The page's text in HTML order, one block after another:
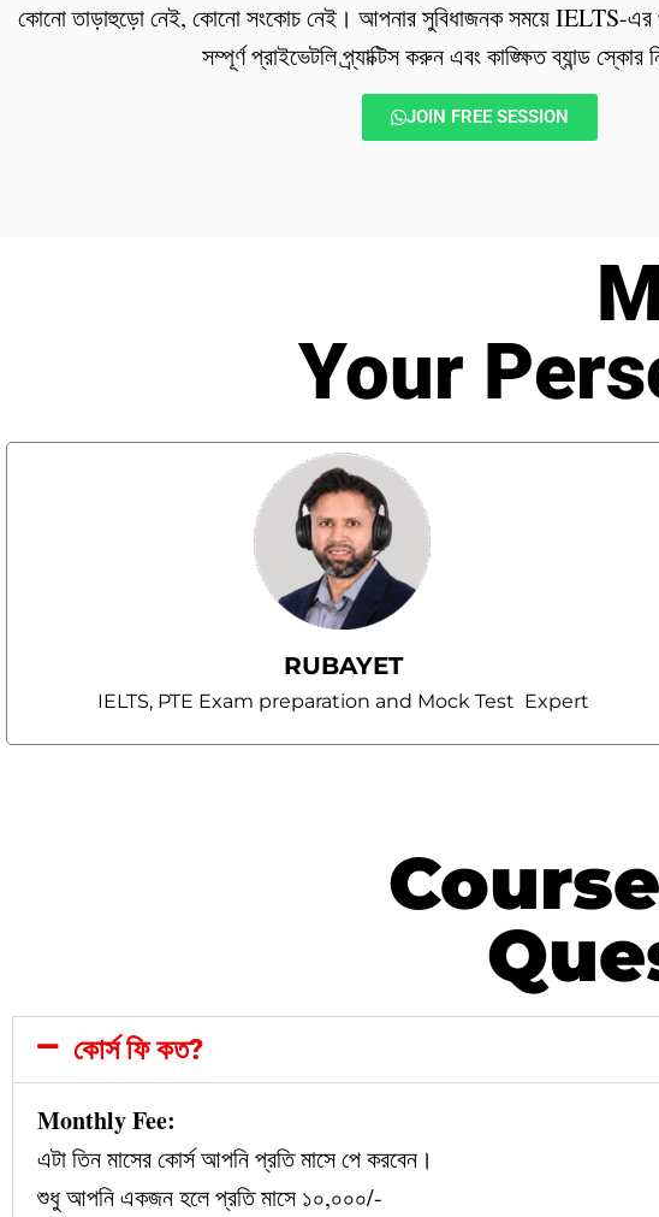
​কোনো তাড়াহুড়ো নেই, কোনো সংকোচ নেই। আপনার সুবিধাজনক সময়ে IELTS-এর
সম্পূর্ণ প্রাইভেটলি প্র্যাক্টিস করুন এবং কাঙ্ক্ষিত ব্যান্ড স্কোর
JOIN FREE SESSION
Your
RUBAYET
IELTS, PTE Exam preparation and Mock Test Expert
কোর্স ফি কত?
Monthly Fee:
এটা তিন মাসের কোর্স আপনি প্রতি মাসে পে করবেন।
শুধু আপনি একজন হলে প্রতি মাসে ১০,০০০/-